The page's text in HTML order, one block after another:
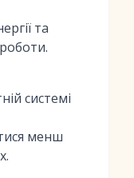
та
системі
менш